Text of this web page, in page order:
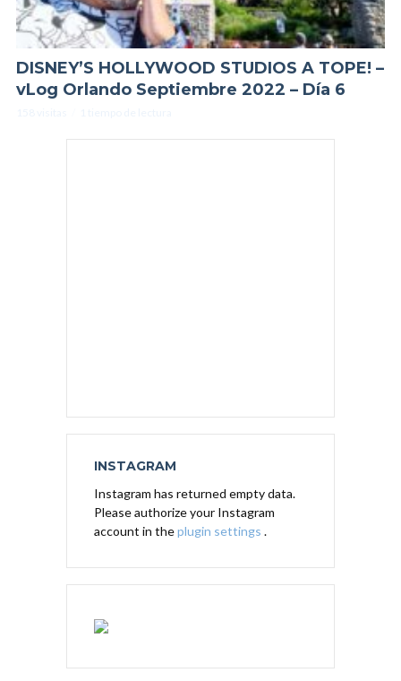
DISNEY’S HOLLYWOOD STUDIOS A TOPE! –
vLog Orlando Septiembre 2022 – Día 6
INSTAGRAM
Instagram has returned empty data.
Please authorize your Instagram
account in theplugin settings .